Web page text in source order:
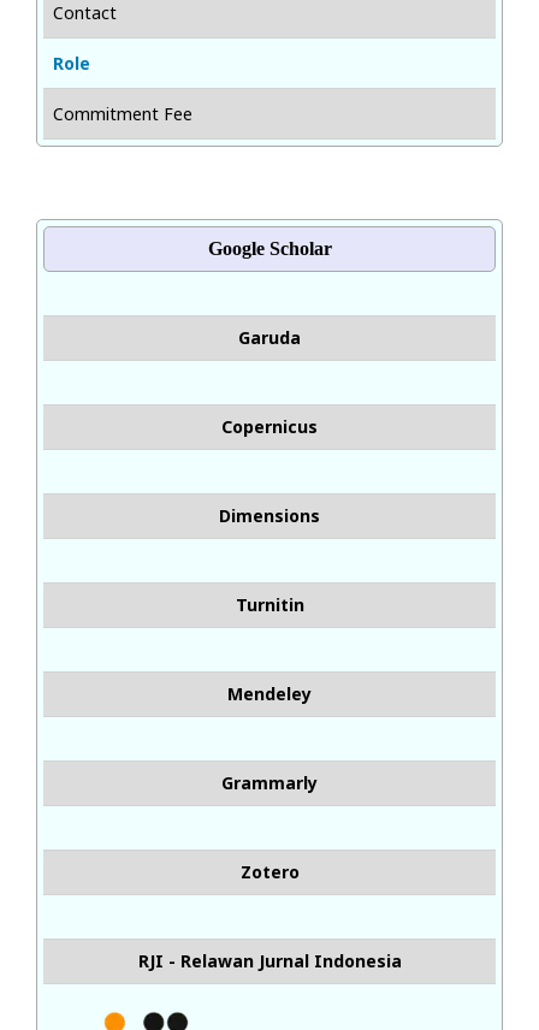
Contact
Role
Commitment Fee
Google Scholar
Garuda
Copernicus
Dimensions
Turnitin
Mendeley
Grammarly
Zotero
RJI - Relawan Jurnal Indonesia